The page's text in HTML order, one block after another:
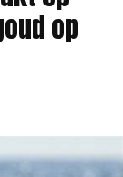
op